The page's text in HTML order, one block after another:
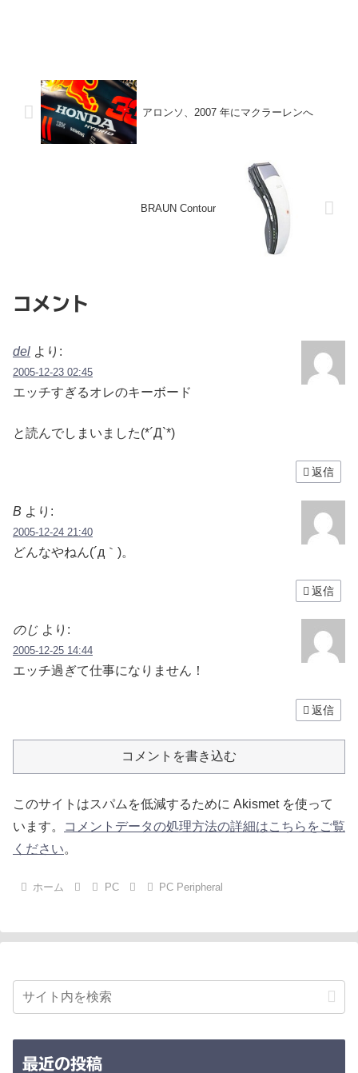
アロンソ、2007 年にマクラーレンへ
BRAUN Contour
コメント
del より:
2005-12-23 02:45
エッチすぎるオレのキーボード
と読んでしまいました(*´Д`*)
返信
B より:
2005-12-24 21:40
どんなやねん(´д｀)。
返信
のじ より:
2005-12-25 14:44
エッチ過ぎて仕事になりません！
返信
コメントを書き込む
このサイトはスパムを低減するために Akismet を使って
います。
コメントデータの処理方法の詳細はこちらをご覧
ください。
ホーム PC PC Peripheral
最近の投稿